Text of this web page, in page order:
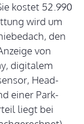
kostet 52.990
wird um
den
von
digitalem
Head-
einer Park-
liegt bei